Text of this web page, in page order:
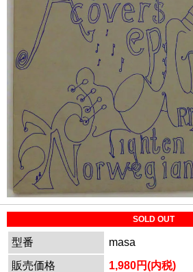
SOLD OUT
型番
masa
販売価格
1,980円(内税)